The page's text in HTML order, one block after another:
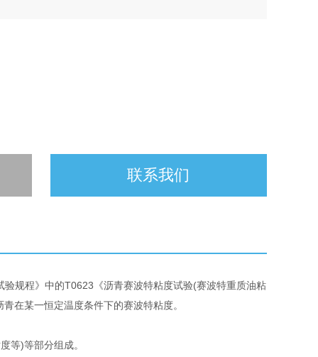
联系我们
规程》中的T0623《沥青赛波特粘度试验(赛波特重质油粘
在某一恒定温度条件下的赛波特粘度。
等)等部分组成。